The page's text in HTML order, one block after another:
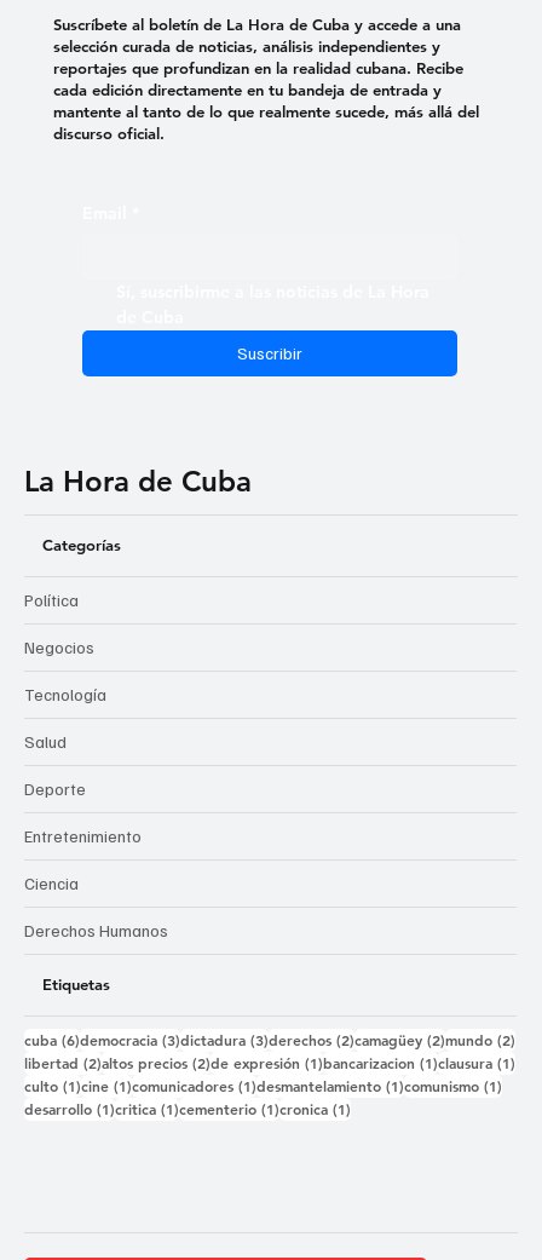
Suscribir
Suscríbete al boletín de La Hora de Cuba y accede a una
selección curada de noticias, análisis independientes y
reportajes que profundizan en la realidad cubana. Recibe
cada edición directamente en tu bandeja de entrada y
mantente al tanto de lo que realmente sucede, más allá del
discurso oficial.
La Hora de Cuba
Categorías
Política
Negocios
Tecnología
Salud
Deporte
Entretenimiento
Ciencia
Derechos Humanos
Etiquetas
cuba (6)6 entradas
democracia (3)3 entradas
dictadura (3)3 entradas
derechos (2)2 entradas
camagüey (2)2 entradas
mundo (2)
libertad (2)2 entradas
altos precios (2)2 entradas
de expresión (1)1 entrada
bancarizacion (1)1 entrada
clausura (1)
culto (1)1 entrada
cine (1)1 entrada
comunicadores (1)1 entrada
desmantelamiento (1)1 entrada
comunismo (1)
desarrollo (1)1 entrada
critica (1)1 entrada
cementerio (1)1 entrada
cronica (1)